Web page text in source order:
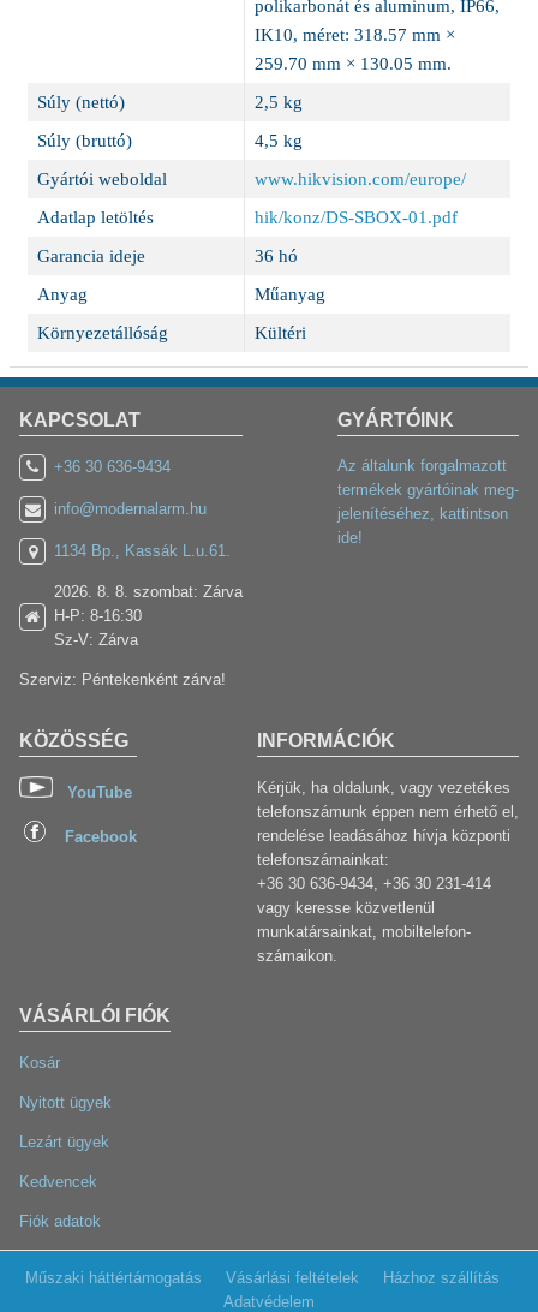
polikarbonát és aluminum, IP66,
IK10, méret: 318.57 mm ×
259.70 mm × 130.05 mm.
Súly (nettó)
2,5 kg
Súly (bruttó)
4,5 kg
Gyártói weboldal
www.hikvision.com/europe/
Adatlap letöltés
hik/konz/DS-SBOX-01.pdf
Garancia ideje
36 hó
Anyag
Műanyag
Környezetállóság
Kültéri
KAPCSOLAT
+36 30 636-9434
info@modernalarm.hu
1134 Bp., Kassák L.u.61.
2026. 8. 8. szombat: Zárva
H-P: 8-16:30
Sz-V: Zárva
Szerviz: Péntekenként zárva!
VÁSÁRLÓI FIÓK
Kosár
Nyitott ügyek
Lezárt ügyek
Kedvencek
Fiók adatok
KÖZÖSSÉG
YouTube
Facebook
INFORMÁCIÓK
Kérjük, ha oldalunk, vagy vezetékes
telefonszámunk éppen nem érhető el,
rendelése leadásához hívja központi
telefonszámainkat:
+36 30 636-9434, +36 30 231-414
vagy keresse közvetlenül
munkatársainkat, mobiltelefon-
számaikon.
GYÁRTÓINK
Az általunk forgalmazott
termékek gyártóinak meg-
jelenítéséhez, kattintson
ide!
Műszaki háttértámogatás Vásárlási feltételek
Házhoz szállítás
Adatvédelem